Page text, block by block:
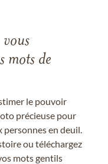
vous
mots de
le pouvoir
précieuse pour
en deuil.
ou téléchargez
mots gentils